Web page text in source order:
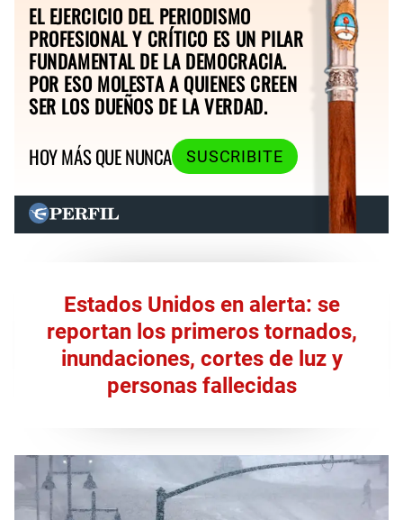
EL EJERCICIO DEL PERIODISMO
PROFESIONAL Y CRÍTICO ES UN PILAR
FUNDAMENTAL DE LA DEMOCRACIA.
POR ESO MOLESTA A QUIENES CREEN
SER LOS DUEÑOS DE LA VERDAD.
HOY MÁS QUE NUNCA
SUSCRIBITE
Estados Unidos en alerta: se
reportan los primeros tornados,
inundaciones, cortes de luz y
personas fallecidas